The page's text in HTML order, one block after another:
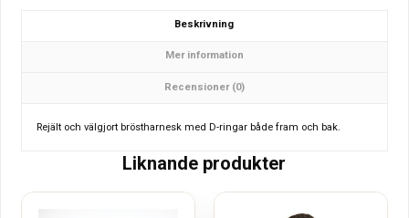
Beskrivning
Mer information
Recensioner (0)
Rejält och välgjort bröstharnesk med D-ringar både fram och bak.
Liknande produkter